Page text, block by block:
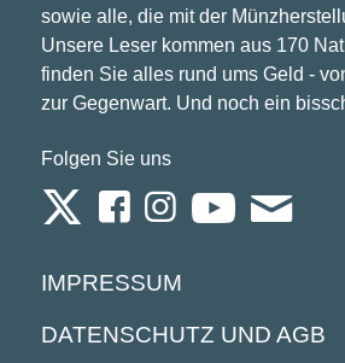
sowie alle, die mit der
Unsere Leser kommen aus 170
finden Sie alles rund ums Geld -
zur Gegenwart. Und noch ein
Folgen Sie uns
IMPRESSUM
DATENSCHUTZ UND AGB